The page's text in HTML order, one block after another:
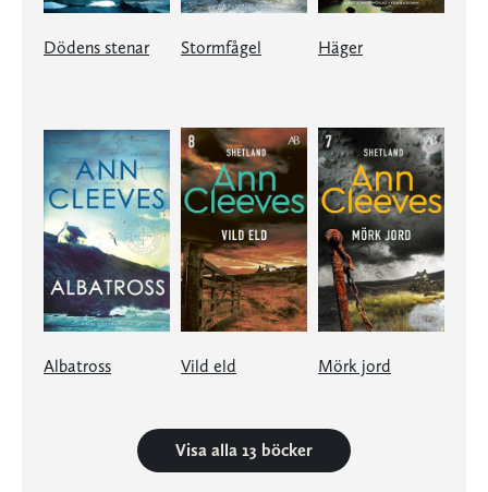
Dödens stenar Stormfågel Häger
Albatross Vild eld Mörk jord
Visa alla 13 böcker